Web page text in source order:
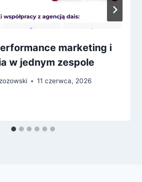
marketing i
w jednym zespole
11 czerwca, 2026